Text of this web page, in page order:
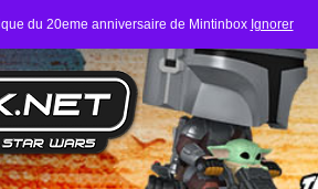
du 20eme anniversaire de Mintinbox Ignorer